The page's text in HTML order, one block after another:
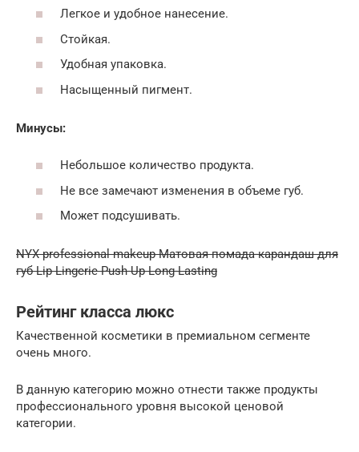
Легкое и удобное нанесение.
Стойкая.
Удобная упаковка.
Насыщенный пигмент.
Минусы:
Небольшое количество продукта.
Не все замечают изменения в объеме губ.
Может подсушивать.
NYX professional makeup Матовая помада-карандаш для
губ Lip Lingerie Push-Up Long-Lasting
Рейтинг класса люкс
Качественной косметики в премиальном сегменте
очень много.
В данную категорию можно отнести также продукты
профессионального уровня высокой ценовой
категории.